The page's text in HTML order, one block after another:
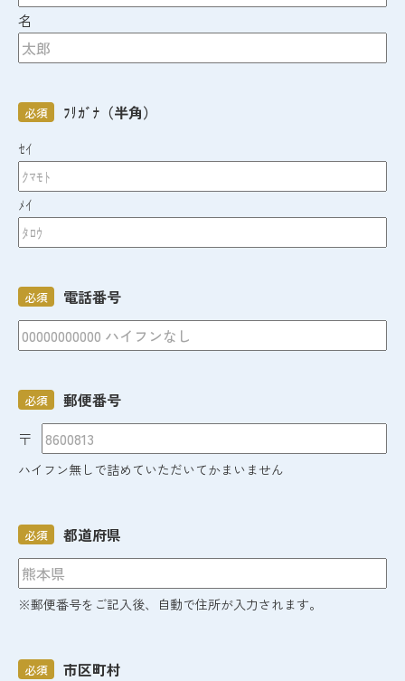
名
ﾌﾘｶﾞﾅ（半角）
必須
ｾｲ
ﾒｲ
電話番号
必須
郵便番号
必須
〒
ハイフン無しで詰めていただいてかまいません
都道府県
必須
※郵便番号をご記入後、自動で住所が入力されます。
市区町村
必須